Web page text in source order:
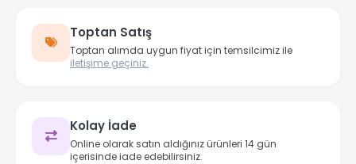
Toptan Satış
Toptan alımda uygun fiyat için temsilcimiz ile
iletişime geçiniz.
Kolay İade
Online olarak satın aldığınız ürünleri 14 gün
içerisinde iade edebilirsiniz.